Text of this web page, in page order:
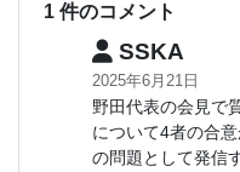
1 件のコメント
SSKA
2025年6月21日
野田代表の会見で
について4者の合
の問題として発信